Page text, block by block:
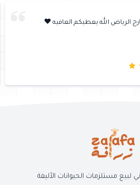
الرياض الله يعطيكم العافيه ❤️
لبيع مستلزمات الحيوانات الأليفة